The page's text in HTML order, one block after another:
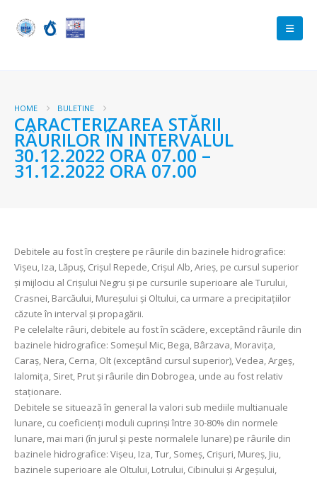
HOME BULETINE
CARACTERIZAREA STĂRII
RÂURILOR ÎN INTERVALUL
30.12.2022 ORA 07.00 –
31.12.2022 ORA 07.00
Debitele au fost în creştere pe râurile din bazinele hidrografice:
Vişeu, Iza, Lăpuş, Crişul Repede, Crişul Alb, Arieş, pe cursul superior
şi mijlociu al Crişului Negru şi pe cursurile superioare ale Turului,
Crasnei, Barcăului, Mureşului şi Oltului, ca urmare a precipitațiilor
căzute în interval şi propagării.
Pe celelalte râuri, debitele au fost în scădere, exceptând râurile din
bazinele hidrografice: Someşul Mic, Bega, Bârzava, Moravița,
Caraş, Nera, Cerna, Olt (exceptând cursul superior), Vedea, Argeş,
Ialomița, Siret, Prut şi râurile din Dobrogea, unde au fost relativ
staționare.
Debitele se situează în general la valori sub mediile multianuale
lunare, cu coeficienți moduli cuprinși între 30-80% din normele
lunare, mai mari (în jurul și peste normalele lunare) pe râurile din
bazinele hidrografice: Vișeu, Iza, Tur, Someș, Crișuri, Mureș, Jiu,
bazinele superioare ale Oltului, Lotrului, Cibinului şi Argeșului,